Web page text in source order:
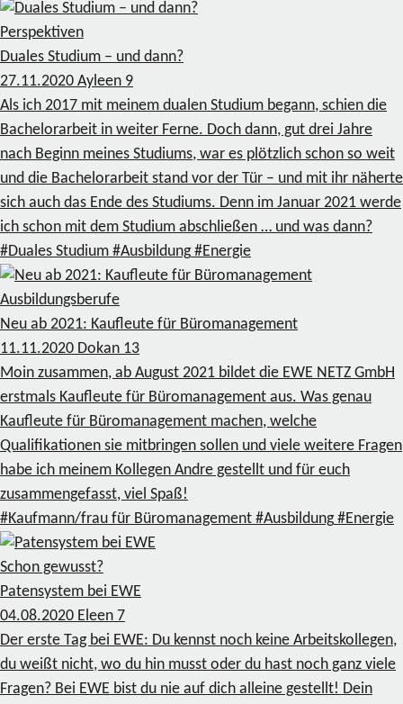
Perspektiven
Duales Studium – und dann?
27.11.2020 Ayleen 9
Als ich 2017 mit meinem dualen Studium begann, schien die
Bachelorarbeit in weiter Ferne. Doch dann, gut drei Jahre
nach Beginn meines Studiums, war es plötzlich schon so weit
und die Bachelorarbeit stand vor der Tür – und mit ihr näherte
sich auch das Ende des Studiums. Denn im Januar 2021 werde
ich schon mit dem Studium abschließen … und was dann?
#Duales Studium #Ausbildung #Energie
Ausbildungsberufe
Neu ab 2021: Kaufleute für Büromanagement
11.11.2020 Dokan 13
Moin zusammen, ab August 2021 bildet die EWE NETZ GmbH
erstmals Kaufleute für Büromanagement aus. Was genau
Kaufleute für Büromanagement machen, welche
Qualifikationen sie mitbringen sollen und viele weitere Fragen
habe ich meinem Kollegen Andre gestellt und für euch
zusammengefasst, viel Spaß!
#Kaufmann/frau für Büromanagement #Ausbildung #Energie
Schon gewusst?
Patensystem bei EWE
04.08.2020 Eleen 7
Der erste Tag bei EWE: Du kennst noch keine Arbeitskollegen,
du weißt nicht, wo du hin musst oder du hast noch ganz viele
Fragen? Bei EWE bist du nie auf dich alleine gestellt! Dein